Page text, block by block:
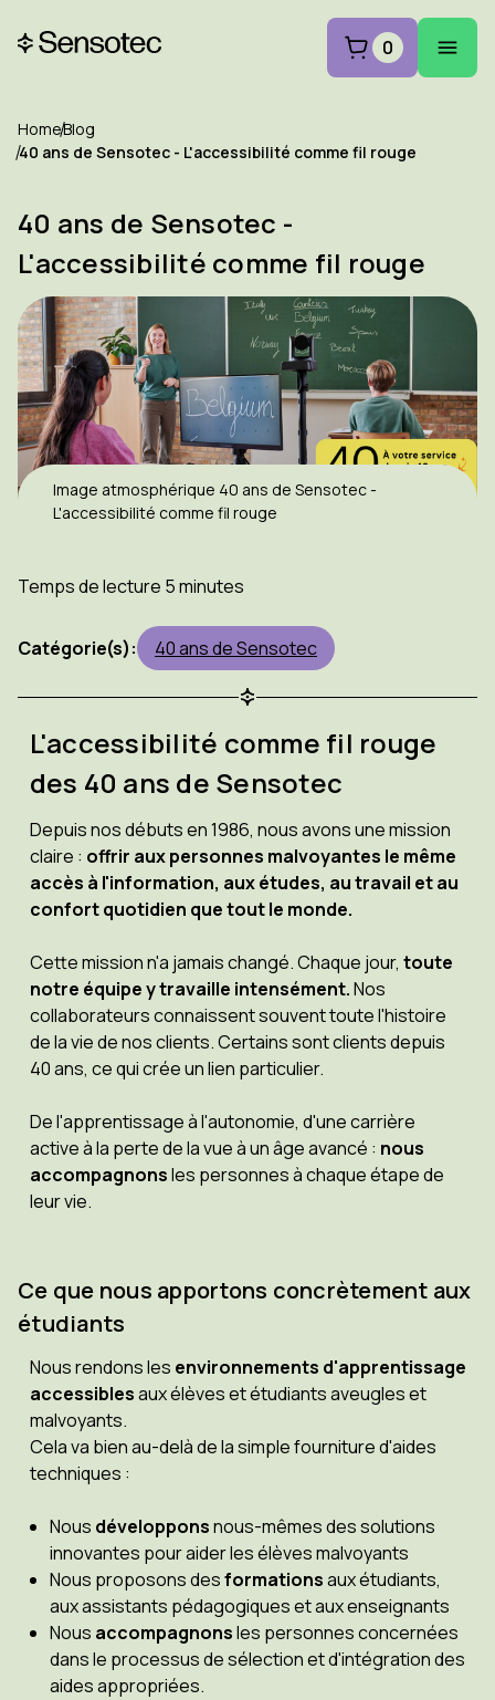
0
HomeBlog
40 ans de Sensotec - L'accessibilité comme fil rouge
40 ans de Sensotec -
L'accessibilité comme fil rouge
Image atmosphérique 40 ans de Sensotec -
L'accessibilité comme fil rouge
Temps de lecture 5 minutes
Catégorie(s): 40 ans de Sensotec
L'accessibilité comme fil rouge
des 40 ans de Sensotec
Depuis nos débuts en 1986, nous avons une mission
claire : offrir aux personnes malvoyantes le même
accès à l'information, aux études, au travail et au
confort quotidien que tout le monde.
Cette mission n'a jamais changé. Chaque jour, toute
notre équipe y travaille intensément.Nos
collaborateurs connaissent souvent toute l'histoire
de la vie de nos clients. Certains sont clients depuis
40 ans, ce qui crée un lien particulier.
De l'apprentissage à l'autonomie, d'une carrière
active à la perte de la vue à un âge avancé : nous
accompagnonsles personnes à chaque étape de
leur vie.
Ce que nous apportons concrètement aux
étudiants
Nous rendons les environnements d'apprentissage
accessiblesaux élèves et étudiants aveugles et
malvoyants.
Cela va bien au-delà de la simple fourniture d'aides
techniques :
Nous développonsnous-mêmes des solutions
innovantes pour aider les élèves malvoyants
Nous proposons desformationsaux étudiants,
aux assistants pédagogiques et aux enseignants
Nous accompagnonsles personnes concernées
dans le processus de sélection et d'intégration des
aides appropriées.